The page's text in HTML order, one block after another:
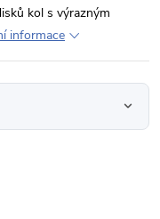
kol s výrazným
informace